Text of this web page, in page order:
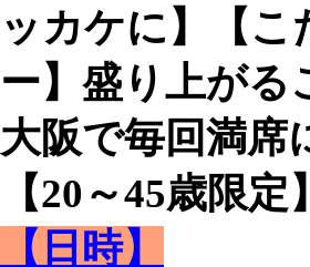
ッカケに】【
ー】盛り上が
大阪で毎回満席
【20～45歳限
【日時】